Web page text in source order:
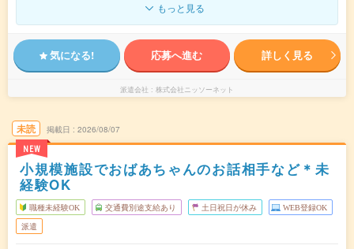
もっと見る
気になる! 応募へ進む 詳しく見る
派遣会社 株式会社ニッソーネット
未読
NEW
掲載日 2026/08/07
小規模施設でおばあちゃんのお話相手など＊未
経験OK
職種未経験OK 交通費別途支給あり 土日祝日が休み WEB登録OK
派遣